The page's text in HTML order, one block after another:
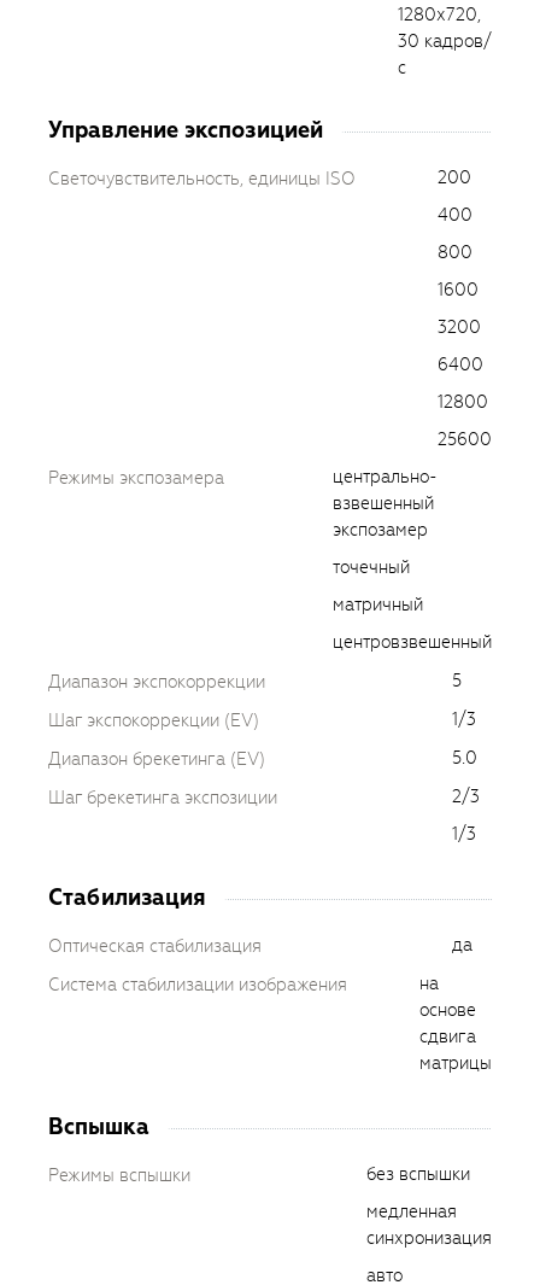
1280х720,
30 кадров/
с
Управление экспозицией
Светочувствительность, единицы ISO
200
400
800
1600
3200
6400
12800
25600
Режимы экспозамера
центрально-
взвешенный
экспозамер
точечный
матричный
центровзвешенный
Диапазон экспокоррекции
5
Шаг экспокоррекции (EV)
1/3
Диапазон брекетинга (EV)
5.0
Шаг брекетинга экспозиции
2/3
1/3
Стабилизация
Оптическая стабилизация
да
Система стабилизации изображения
на
основе
сдвига
матрицы
Вспышка
Режимы вспышки
без вспышки
медленная
синхронизация
авто